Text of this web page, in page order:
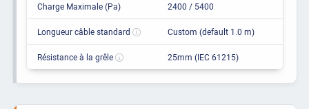
Charge Maximale (Pa) 2400 / 5400
Longueur câble standard Custom (default 1.0 m)
Résistance à la grêle 25mm (IEC 61215)